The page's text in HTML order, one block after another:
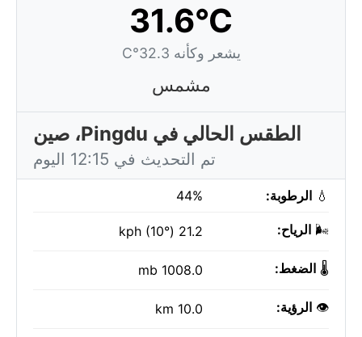
31.6°C
يشعر وكأنه 32.3°C
مشمس
الطقس الحالي في Pingdu، صين
تم التحديث في 12:15 اليوم
💧 الرطوبة: 44%
🌬️ الرياح: 21.2 kph (10°)
🌡️ الضغط: 1008.0 mb
👁️ الرؤية: 10.0 km